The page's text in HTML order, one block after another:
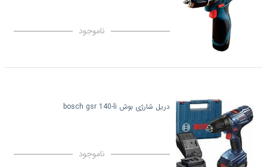
ناموجود
دریل شارژی بوش bosch gsr 140-li
ناموجود